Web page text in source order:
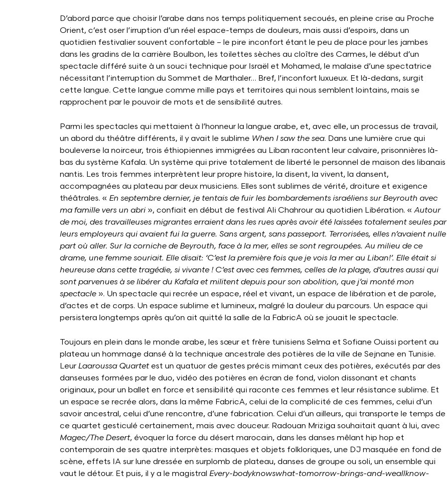
D’abord parce que choisir l’arabe dans nos temps politiquement secoués, en pleine crise au Proche
Orient, c’est oser l’irruption d’un réel espace-temps de douleurs, mais aussi d’espoirs, dans un
quotidien festivalier souvent confortable – le pire inconfort étant le peu de place pour les jambes
dans les gradins de la carrière Boulbon, les toilettes sèches au cloître des Carmes, le début d’un
spectacle différé suite à un souci technique pour Israël et Mohamed, le malaise d’une spectatrice
nécessitant l’interruption du Sommet de Marthaler… Bref, l’inconfort luxueux. Et là-dedans, surgit
cette langue. Cette langue comme mille pays et territoires qui nous semblent lointains, mais se
rapprochent par le pouvoir de mots et de sensibilité autres.
Parmi les spectacles qui mettaient à l’honneur la langue arabe, et, avec elle, un processus de travail,
un abord du théâtre différents, il y avait le sublime When I saw the sea. Dans une lumière crue qui
bouleverse la noirceur, trois éthiopiennes immigrées au Liban racontent leur calvaire, prisonnières là-
bas du système Kafala. Un système qui prive totalement de liberté le personnel de maison des libanais
nantis. Les trois femmes interprètent leur propre histoire, la disent, la vivent, la dansent,
accompagnées au plateau par deux musiciens. Elles sont sublimes de vérité, droiture et exigence
théâtrales. « En septembre dernier, je tentais de fuir les bombardements israéliens sur Beyrouth avec
ma famille vers un abri », confiait en début de festival Ali Chahrour au quotidien Libération. « Autour
de moi, des travailleuses migrantes erraient dans les rues après avoir été laissées totalement seules par
leurs employeurs qui avaient fui la guerre. Sans argent, sans passeport. Terrorisées, elles n’avaient nulle
part où aller. Sur la corniche de Beyrouth, face à la mer, elles se sont regroupées. Au milieu de ce
drame, une femme souriait. Elle disait: ‘C’est la première fois que je vois la mer au Liban!’. Elle était si
heureuse dans cette tragédie, si vivante ! C’est avec ces femmes, celles de la plage, d’autres aussi qui
sont parvenues à se libérer du Kafala et militent depuis pour son abolition, que j’ai monté mon
spectacle ». Un spectacle qui recrée un espace, réel et vivant, un espace de libération et de parole,
d’actes et de corps. Un espace sublime et lumineux, malgré la douleur du parcours. Un espace qui
persistera longtemps après qu’on ait quitté la salle de la FabricA où se jouait le spectacle.
Toujours en plein dans le monde arabe, les sœur et frère tunisiens Selma et Sofiane Ouissi portent au
plateau un hommage dansé à la technique ancestrale des potières de la ville de Sejnane en Tunisie.
LeurLaaroussa Quartet est un quatuor de gestes précis mimant ceux des potières, exécutés par des
danseuses formées par le duo, vidéo des potières en écran de fond, violon dissonant et chants
originaux, pour un ballet en force et sensibilité qui raconte ces femmes et leur résistance sublime. Et
un espace se recrée alors, dans la même FabricA, celui de la complicité de ces femmes, celui d’un
savoir ancestral, celui d’une rencontre, d’une fabrication. Celui d’un ailleurs, qui transporte le temps de
ce quartet gesticulé certainement, mais avec douceur. Radouan Mriziga souhaitait quant à lui, avec
Magec/The Desert, évoquer la force du désert marocain, dans les danses mêlant hip hop et
contemporain de ses quatre interprètes: masques et objets folkloriques, une DJ masquée en fond de
scène, effets IA sur lune dressée en surplomb de plateau, danses de groupe ou soli, un ensemble qui
vaut le détour. Et puis, il y a le magistral Every-bodyknowswhat-tomorrow-brings-and-weallknow-